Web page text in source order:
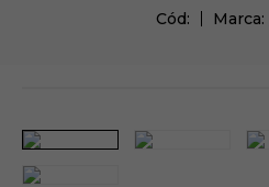
Cód: Marca: